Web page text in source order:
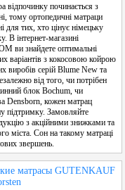
відпочинку починається з
тому ортопедичні матраци
для тих, хто цінує німецьку
В інтернет-магазині
ви знайдете оптимальні
варіантів з кокосовою койрою
виробів серій Blume New та
від того, чи потрібен
блок Bochum, чи
Densborn, кожен матрац
підтримку. Замовляйте
з акційними знижками та
міста. Сон на такому матраці
звершень.
матрасы GUTENKAUF